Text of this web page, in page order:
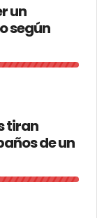
un
según
tiran
de un